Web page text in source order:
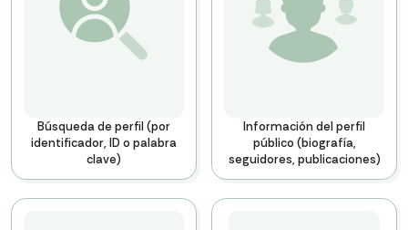
Búsqueda de perfil (por
identificador, ID o palabra
clave)
Información del perfil
público (biografía,
seguidores, publicaciones)